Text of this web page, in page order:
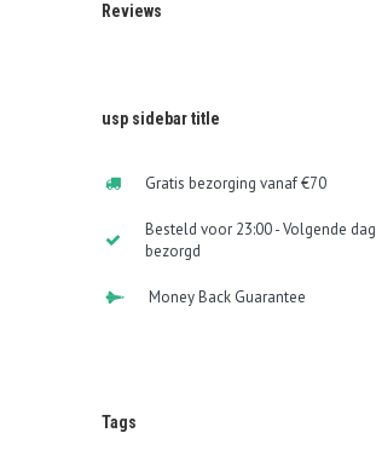
Reviews
usp sidebar title
Gratis bezorging vanaf €70
Besteld voor 23:00 - Volgende dag
bezorgd
Money Back Guarantee
Tags